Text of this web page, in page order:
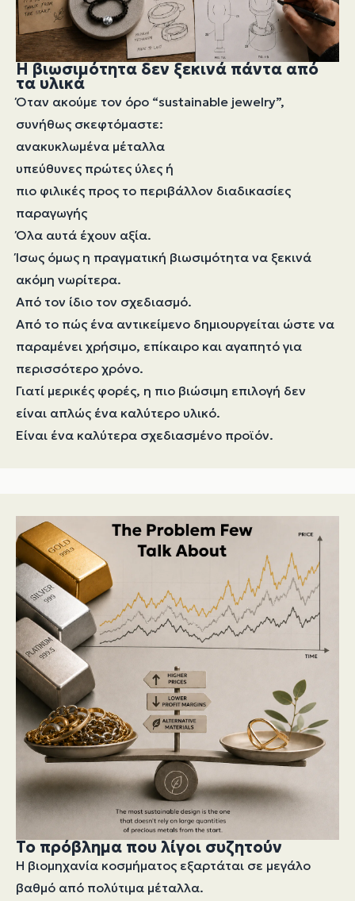
Η βιωσιμότητα δεν ξεκινά πάντα από
τα υλικά
Όταν ακούμε τον όρο “sustainable jewelry”,
συνήθως σκεφτόμαστε:
ανακυκλωμένα μέταλλα
υπεύθυνες πρώτες ύλες ή
πιο φιλικές προς το περιβάλλον διαδικασίες
παραγωγής
Όλα αυτά έχουν αξία.
Ίσως όμως η πραγματική βιωσιμότητα να ξεκινά
ακόμη νωρίτερα.
Από τον ίδιο τον σχεδιασμό.
Από το πώς ένα αντικείμενο δημιουργείται ώστε να
παραμένει χρήσιμο, επίκαιρο και αγαπητό για
περισσότερο χρόνο.
Γιατί μερικές φορές, η πιο βιώσιμη επιλογή δεν
είναι απλώς ένα καλύτερο υλικό.
Είναι ένα καλύτερα σχεδιασμένο προϊόν.
Το πρόβλημα που λίγοι συζητούν
Η βιομηχανία κοσμήματος εξαρτάται σε μεγάλο
βαθμό από πολύτιμα μέταλλα.